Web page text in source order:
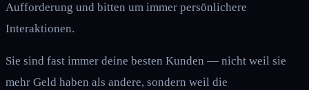
Aufforderung und bitten um immer persönlichere
Interaktionen.
Sie sind fast immer deine besten Kunden — nicht weil sie
mehr Geld haben als andere, sondern weil die